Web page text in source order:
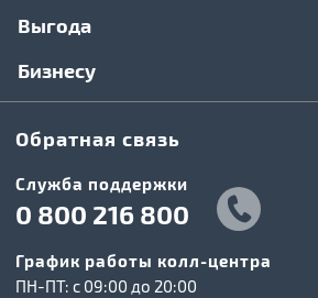
Выгода
Бизнесу
Обратная связь
Служба поддержки
0 800 216 800
График работы колл-центра
ПН-ПТ: c 09:00 до 20:00